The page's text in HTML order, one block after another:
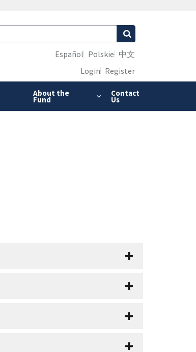
About the
Fund
Contact
Us
Español Polskie 中文
Login Register